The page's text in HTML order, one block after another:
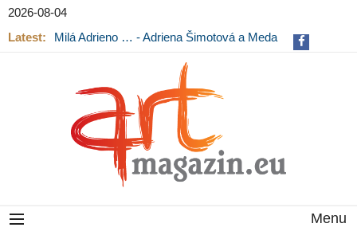
2026-08-04
Latest:
Milá Adrieno … - Adriena Šimotová a Meda
Menu